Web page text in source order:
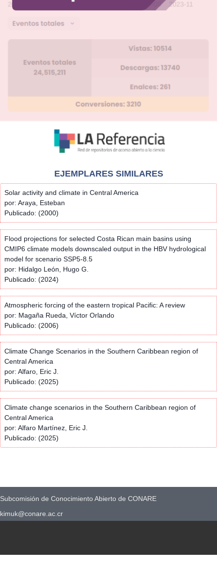
EJEMPLARES SIMILARES
Solar activity and climate in Central America
por: Araya, Esteban
Publicado: (2000)
Flood projections for selected Costa Rican main basins using
CMIP6 climate models downscaled output in the HBV hydrological
model for scenario SSP5-8.5
por: Hidalgo León, Hugo G.
Publicado: (2024)
Atmospheric forcing of the eastern tropical Pacific: A review
por: Magaña Rueda, Víctor Orlando
Publicado: (2006)
Climate Change Scenarios in the Southern Caribbean region of
Central America
por: Alfaro, Eric J.
Publicado: (2025)
Climate change scenarios in the Southern Caribbean region of
Central America
por: Alfaro Martínez, Eric J.
Publicado: (2025)
Subcomisión de Conocimiento Abierto de CONARE
kimuk@conare.ac.cr